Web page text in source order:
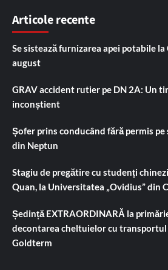
Articole recente
Se sistează furnizarea apei potabile la
august
GRAV accident rutier pe DN 2A: Un
inconștient
Șofer prins conducând fără permis
din Neptun
Stagiu de pregătire cu studenți
Quan, la Universitatea „Ovidius” din
Ședință EXTRAORDINARĂ la
decontarea cheltuielor cu
Goldterm